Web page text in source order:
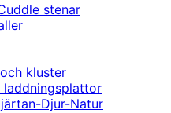
stenar
kluster
Djur-Natur